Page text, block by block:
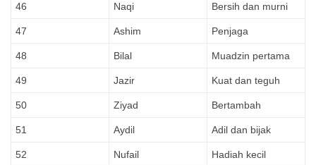
46 Naqi Bersih dan murni
47 Ashim Penjaga
48 Bilal Muadzin pertama
49 Jazir Kuat dan teguh
50 Ziyad Bertambah
51 Aydil Adil dan bijak
52 Nufail Hadiah kecil